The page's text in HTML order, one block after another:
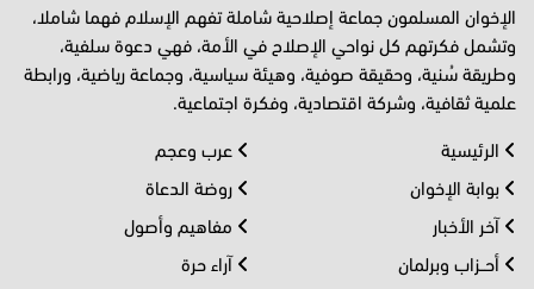
الإخوان المسلمون جماعة إصلاحية شاملة تفهم الإسلام فهما شاملا،
وتشمل فكرتهم كل نواحي الإصلاح في الأمة، فهي دعوة سلفية،
وطريقة سُنية، وحقيقة صوفية، وهيئة سياسية، وجماعة رياضية، ورابطة
علمية ثقافية، وشركة اقتصادية، وفكرة اجتماعية.
الرئيسية
بوابة الإخوان
آخر الأخبار
أحــزاب وبرلمان
عرب وعجم
روضة الدعاة
مفاهيم وأصول
آراء حرة